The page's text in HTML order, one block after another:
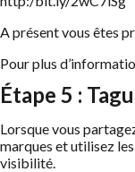
A présent vous êtes
Pour plus
Étape 5 :
Lorsque vous
marques et utilisez
visibilité.